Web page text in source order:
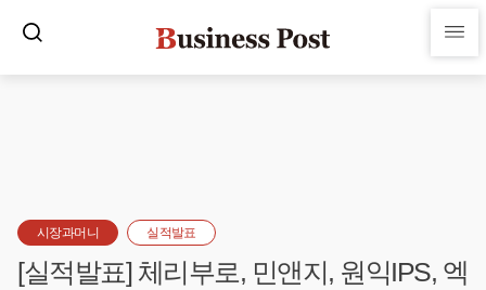
시장과머니 실적발표
[실적발표] 체리부로, 민앤지, 원익IPS, 엑